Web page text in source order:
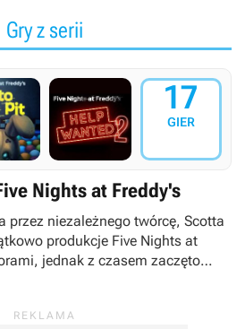
Gry z serii
17
GIER
Nights at Freddy's
przez niezależnego twórcę, Scotta
produkcje Five Nights at
jednak z czasem zaczęto
Steel Wool Studios. Tytuły spod